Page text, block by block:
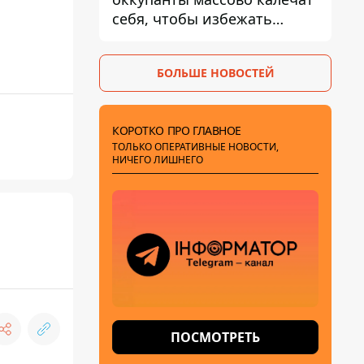
себя, чтобы избежать
БОЛЬШЕ НОВОСТЕЙ
КОРОТКО ПРО ГЛАВНОЕ
ТОЛЬКО ОПЕРАТИВНЫЕ НОВОСТИ,
НИЧЕГО ЛИШНЕГО
ПОСМОТРЕТЬ